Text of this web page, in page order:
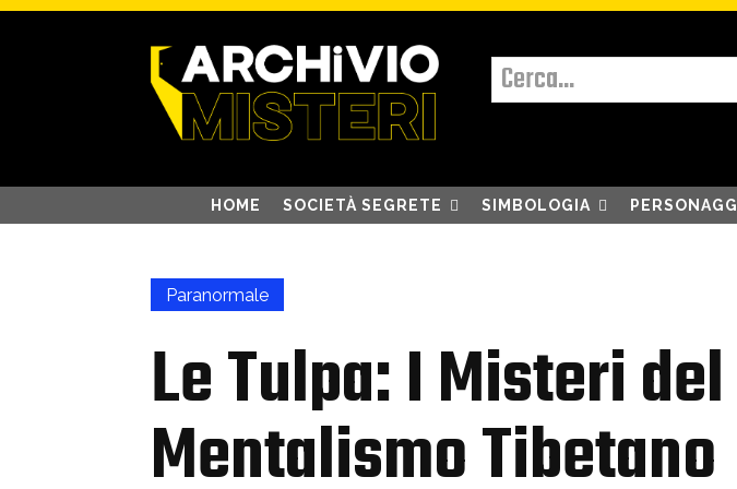
Cerca...
HOME SOCIETÀ SEGRETE SIMBOLOGIA PERSONAGGI
Paranormale
Le Tulpa: I Misteri del
Mentalismo Tibetano